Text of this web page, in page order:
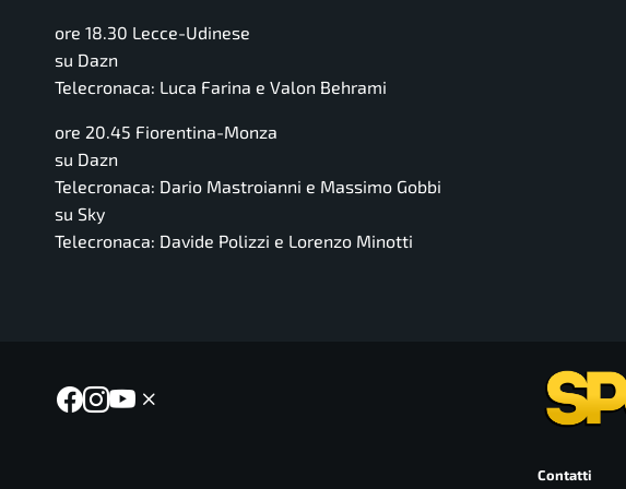
ore 18.30 Lecce-Udinese
su Dazn
Telecronaca: Luca Farina e Valon Behrami
ore 20.45 Fiorentina-Monza
su Dazn
Telecronaca: Dario Mastroianni e Massimo Gobbi
su Sky
Telecronaca: Davide Polizzi e Lorenzo Minotti
Contatti